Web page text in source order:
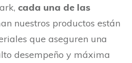
cada una de las
nuestros productos están
que aseguren una
desempeño y máxima